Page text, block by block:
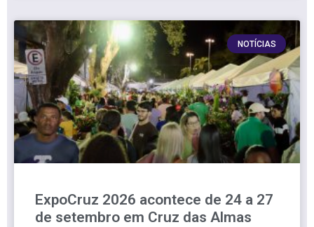
NOTÍCIAS
ExpoCruz 2026 acontece de 24 a 27
de setembro em Cruz das Almas